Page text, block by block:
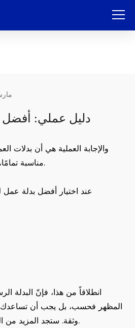
مارس /
دليل عملي: أفضل
والإجابة العملية هي أن بدلات
مناسبة تمامًا، ومريحة، وتلبي احتياجاتك.
عند اختيار أفضل بدلة عمل
انطلاقاً من هذا، فإنّ البدلة
المظهر فحسب، بل يجب أن تساعدك
وثقة. ستجد المزيد من المعلومات في هذه المقالة.
تصنيع المعدات الأصلية